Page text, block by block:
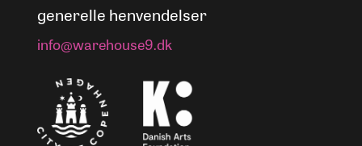
generelle henvendelser
info@warehouse9.dk